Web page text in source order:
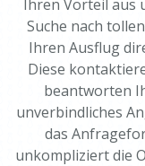
Ihren Vorteil aus
Suche nach
Ihren Ausflug
Diese
beantworten
unverbindliches
das
unkompliziert die